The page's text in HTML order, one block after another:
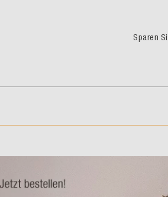
Sparen